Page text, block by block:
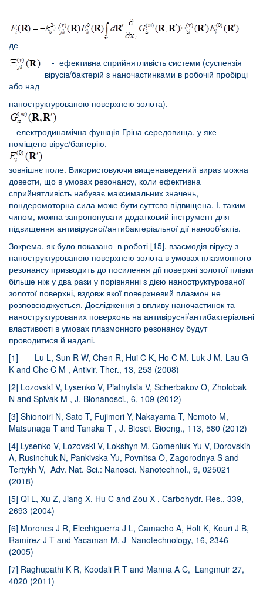
де
- ефективна сприйнятливість системи (суспензія
вірусів/бактерій з наночастинками в робочій пробірці
або над
наноструктурованою поверхнею золота),
- електродинамічна функція Гріна середовища, у яке
поміщено вірус/бактерію, -
зовнішнє поле. Використовуючи вищенаведений вираз можна
довести, що в умовах резонансу, коли ефективна
сприйнятливість набуває максимальних значень,
пондеромоторна сила може бути суттєво підвищена. І, таким
чином, можна запропонувати додатковий інструмент для
підвищення антивірусної/антибактеріальної дії нанооб’єктів.
Зокрема, як було показано в роботі [15], взаємодія вірусу з
наноструктурованою поверхнею золота в умовах плазмонного
резонансу призводить до посилення дії поверхні золотої плівки
більше ніж у два рази у порівнянні з дією наноструктурованої
золотої поверхні, вздовж якої поверхневий плазмон не
розповсюджується. Дослідження з впливу наночастинок та
наноструктурованих поверхонь на антивірусні/антибактеріальні
властивості в умовах плазмонного резонансу будут
проводитися й надалі.
[1] Lu L, Sun R W, Chen R, Hui C K, Ho C M, Luk J M, Lau G
K and Che C M , Antivir. Ther., 13, 253 (2008)
[2] Lozovski V, Lysenko V, Piatnytsia V, Scherbakov O, Zholobak
N and Spivak M , J. Bionanosci., 6, 109 (2012)
[3] Shionoiri N, Sato T, Fujimori Y, Nakayama T, Nemoto M,
Matsunaga T and Tanaka T , J. Biosci. Bioeng., 113, 580 (2012)
[4] Lysenko V, Lozovski V, Lokshyn M, Gomeniuk Yu V, Dorovskih
A, Rusinchuk N, Pankivska Yu, Povnitsa O, Zagorodnya S and
Tertykh V, Adv. Nat. Sci.: Nanosci. Nanotechnol., 9, 025021
(2018)
[5] Qi L, Xu Z, Jiang X, Hu C and Zou X , Carbohydr. Res., 339,
2693 (2004)
[6] Morones J R, Elechiguerra J L, Camacho A, Holt K, Kouri J B,
Ramírez J T and Yacaman M, J Nanotechnology, 16, 2346
(2005)
[7] Raghupathi K R, Koodali R T and Manna A C, Langmuir 27,
4020 (2011)